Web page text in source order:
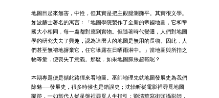
地圖目起來無害，中性，但其實是把主觀臆測攤平。其實很文學。
如波赫士著名的寓言：「地圖學院製作了全新的帝國地圖，它和帝
國大小相同，每一處都對應到實物。但隨著時代變遷，人們對地圖
學的研究失去了興趣，認為這麼大的地圖是無用的長物。因此，人
們甚至無禮地摒棄它，任它曝露在日晒雨淋中。」當地圖與所指之
物等量，便喪失了意義。那麼，如果地圖膨脹超載呢？
本期專題便是循此路徑來看地圖。巫師地理先就地圖發展史為我們
除魅──發展史，很多時候也是錯誤史；沈怡昕從電影裡尋覓地圖
蹤跡，一如當代人從星盤裡尋覓人生指引；劉清華寫街頭攝影師，